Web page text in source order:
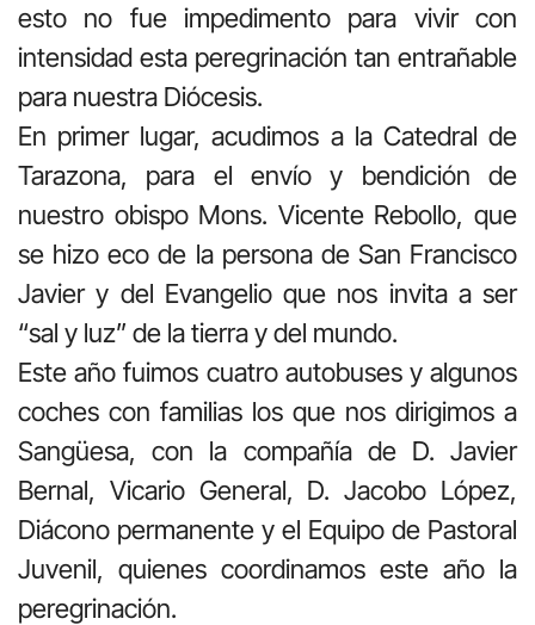
esto no fue impedimento para vivir con
intensidad esta peregrinación tan entrañable
para nuestra Diócesis.
En primer lugar, acudimos a la Catedral de
Tarazona, para el envío y bendición de
nuestro obispo Mons. Vicente Rebollo, que
se hizo eco de la persona de San Francisco
Javier y del Evangelio que nos invita a ser
“sal y luz” de la tierra y del mundo.
Este año fuimos cuatro autobuses y algunos
coches con familias los que nos dirigimos a
Sangüesa, con la compañía de D. Javier
Bernal, Vicario General, D. Jacobo López,
Diácono permanente y el Equipo de Pastoral
Juvenil, quienes coordinamos este año la
peregrinación.